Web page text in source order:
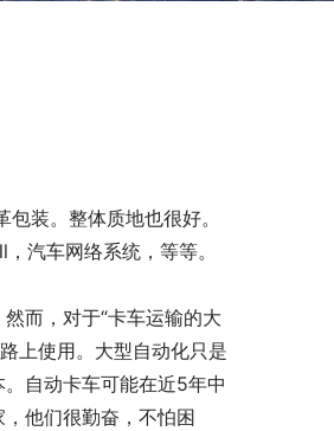
装。整体质地也很好。
汽车网络系统，等等。
而，对于“卡车运输的大
上使用。大型自动化只是
自动卡车可能在近5年中
他们很勤奋，不怕困